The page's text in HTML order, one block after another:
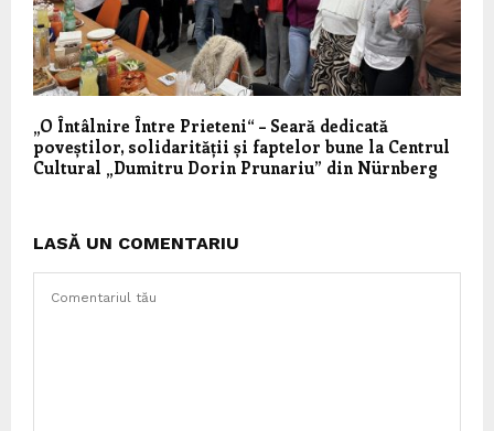
„O Întâlnire Între Prieteni“ – Seară dedicată
poveștilor, solidarității și faptelor bune la Centrul
Cultural „Dumitru Dorin Prunariu” din Nürnberg
LASĂ UN COMENTARIU